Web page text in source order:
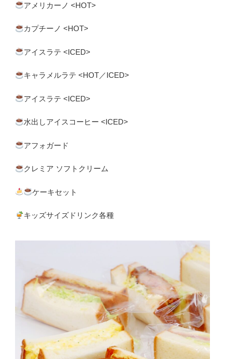
アメリカーノ <HOT>
カプチーノ <HOT>
アイスラテ <ICED>
キャラメルラテ <HOT／ICED>
アイスラテ <ICED>
水出しアイスコーヒー <ICED>
アフォガード
クレミア ソフトクリーム
ケーキセット
キッズサイズドリンク各種